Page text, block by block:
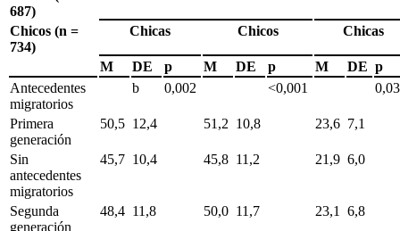
687)
Chicos (n =
734)
Chicas Chicos Chicas
M DE p M DE p M DE p
Antecedentes
migratorios
b 0,002 <0,001
Primera
generación
50,5 12,4 51,2 10,8 23,6 7,1
Sin
antecedentes
migratorios
45,7 10,4 45,8 11,2 21,9 6,0
Segunda
generación
48,4 11,8 50,0 11,7 23,1 6,8